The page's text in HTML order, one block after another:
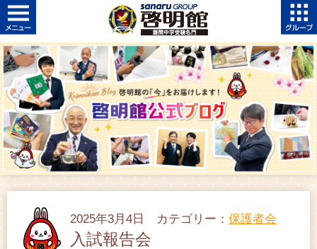
2025年3月4日 カテゴリー： 保護者会
入試報告会